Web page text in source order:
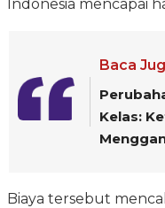
Indonesia mencapai
Baca
Kelas:
Biaya tersebut